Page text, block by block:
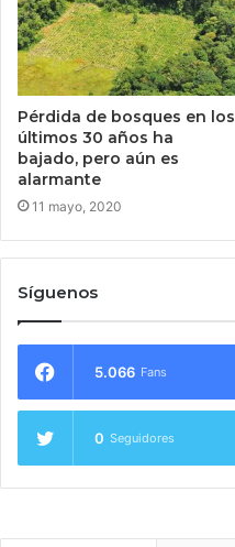
Pérdida de bosques en los
últimos 30 años ha
bajado, pero aún es
alarmante
11 mayo, 2020
Síguenos
5.066 Fans
0 Seguidores